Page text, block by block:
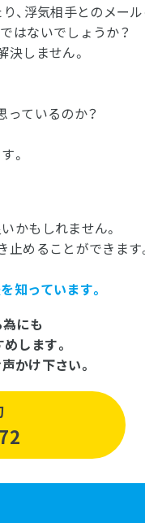
、浮気相手とのメー
はないでしょうか？
しません。
っているのか？
。
かもしれません。
止めることができます
知っています。
にも
します。
かけ下さい。